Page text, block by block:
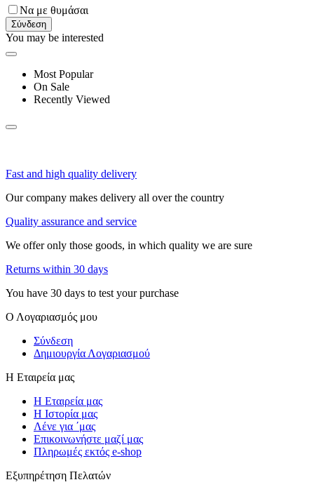
Να με θυμάσαι
Σύνδεση
You may be interested
Most Popular
On Sale
Recently Viewed
Fast and high quality delivery
Our company makes delivery all over the country
Quality assurance and service
We offer only those goods, in which quality we are sure
Returns within 30 days
You have 30 days to test your purchase
Ο Λογαριασμός μου
Σύνδεση
Δημιουργία Λογαριασμού
Η Εταιρεία μας
Η Εταιρεία μας
Η Ιστορία μας
Λένε για ΄μας
Επικοινωνήστε μαζί μας
Πληρωμές εκτός e-shop
Εξυπηρέτηση Πελατών